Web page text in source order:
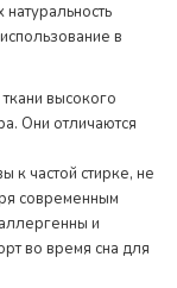
в
высокого
Они отличаются
к частой стирке, не
современным
и
во время сна для